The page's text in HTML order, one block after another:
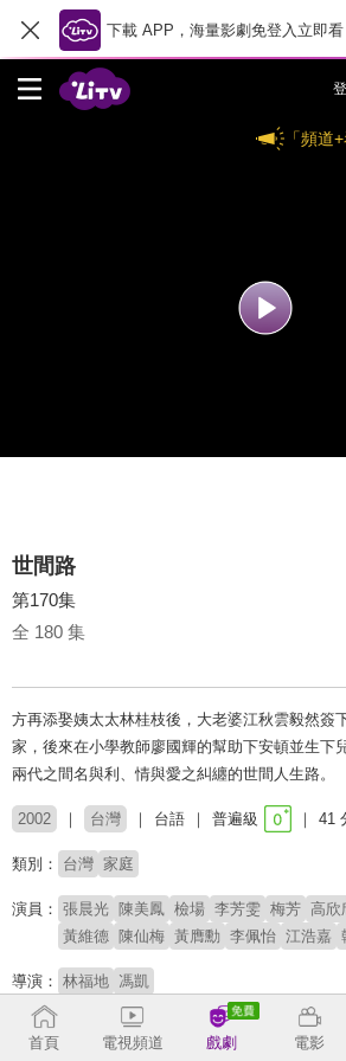
下載 APP，海量影劇免登入立即看
「頻道
世間路
第170集
全 180 集
方再添娶姨太太林桂枝後，大老婆江秋雲毅然簽
家，後來在小學教師廖國輝的幫助下安頓並生下
兩代之間名與利、情與愛之糾纏的世間人生路。
2002 台灣 台語 普遍級 41
類別： 台灣 家庭
演員： 張晨光 陳美鳳 檢場 李芳雯 梅芳 高欣
黃維德 陳仙梅 黃膺勳 李佩怡 江浩嘉
導演： 林福地 馮凱
首頁 電視頻道 戲劇 電影